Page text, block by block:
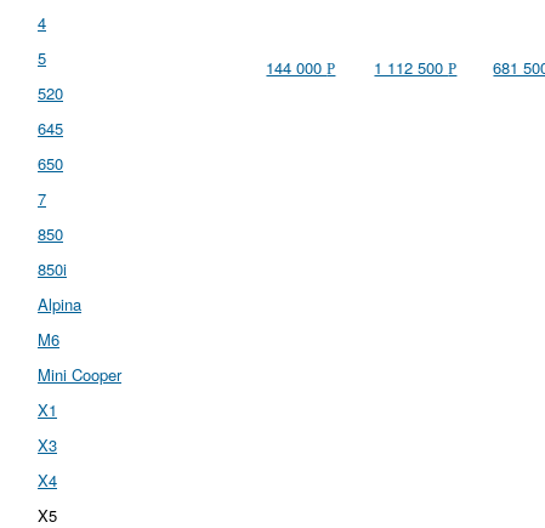
4
5
520
645
650
7
850
850i
Alpina
M6
Mini Cooper
X1
X3
X4
X5
144 000Р 1 112 500Р 681